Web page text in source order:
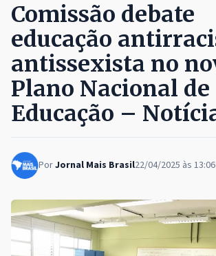
Comissão debate
educação
antissexista no
Plano Nacional de
Educação –
PorJornal Mais Brasil22/04/2025 às 13:06